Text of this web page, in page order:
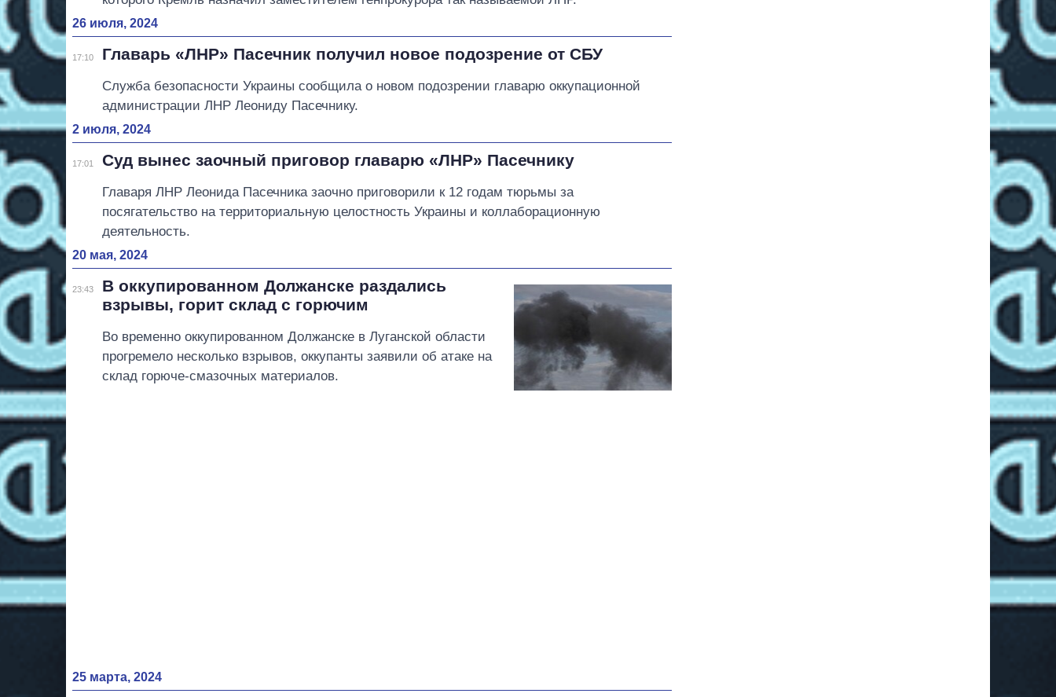
26 июля, 2024
17:10 Главарь «ЛНР» Пасечник получил новое подозрение от СБУ
Служба безопасности Украины сообщила о новом подозрении главарю оккупационной
администрации ЛНР Леониду Пасечнику.
2 июля, 2024
17:01 Суд вынес заочный приговор главарю «ЛНР» Пасечнику
Главаря ЛНР Леонида Пасечника заочно приговорили к 12 годам тюрьмы за
посягательство на территориальную целостность Украины и коллаборационную
деятельность.
20 мая, 2024
23:43
В оккупированном Должанске раздались
взрывы, горит склад с горючим
Во временно оккупированном Должанске в Луганской области
прогремело несколько взрывов, оккупанты заявили об атаке на
склад горюче-смазочных материалов.
25 марта, 2024